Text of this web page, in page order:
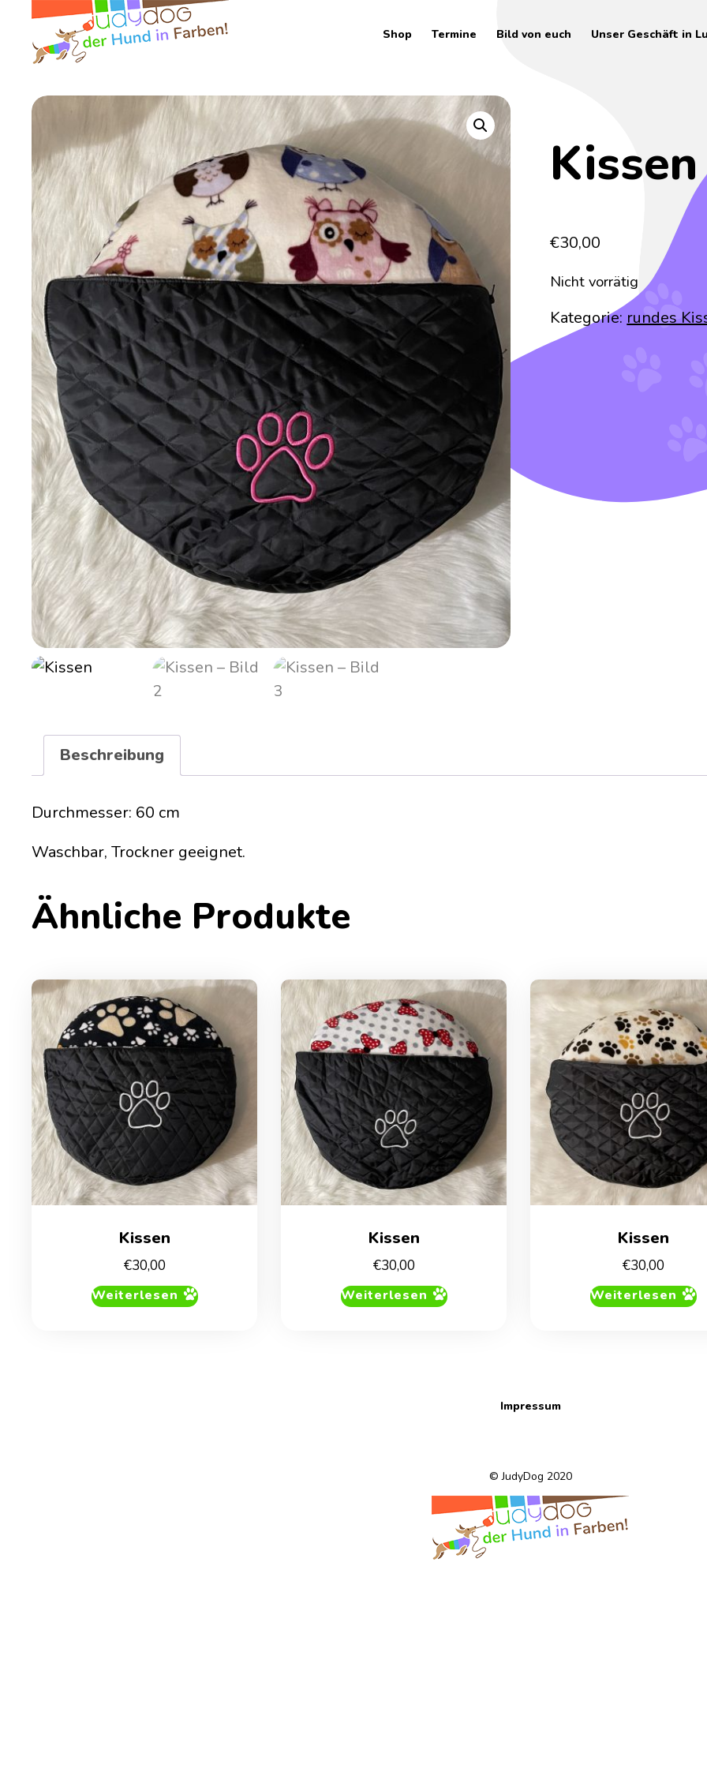
Shop Termine Bild von euch Unser Geschäft in
Kissen
€30,00
Nicht vorrätig
Kategorie: rundes
Beschreibung
Durchmesser: 60 cm
Waschbar, Trockner geeignet.
Ähnliche Produkte
Kissen
€30,00
Weiterlesen
Kissen
€30,00
Weiterlesen
Kissen
€30,00
Weiterlesen
Impressum
© JudyDog 2020